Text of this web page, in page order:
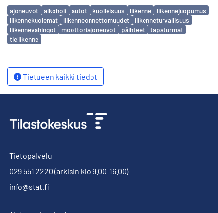
Avainsanat
ajoneuvot alkoholi autot kuolleisuus liikenne
liikennejuopumus
liikennekuolemat
liikenneonnettomuudet
liikenneturvallisuus
liikennevahingot
moottoriajoneuvot päihteet
tapaturmat
tieliikenne
Tietueen kaikki tiedot
Tietopalvelu
029 551 2220 (arkisin klo 9.00-16.00)
info@stat.fi